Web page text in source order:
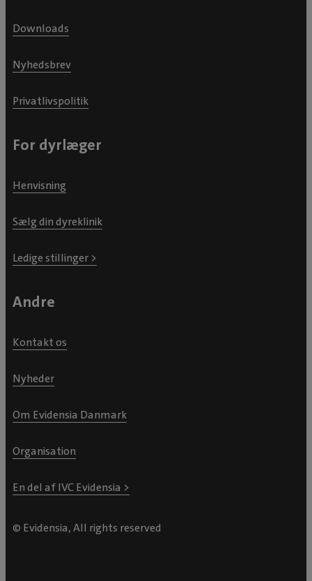
Downloads
Nyhedsbrev
Privatlivspolitik
For dyrlæger
Henvisning
Sælg din dyreklinik
Ledige stillinger >
Andre
Kontakt os
Nyheder
Om Evidensia Danmark
Organisation
En del af IVC Evidensia >
© Evidensia, All rights reserved